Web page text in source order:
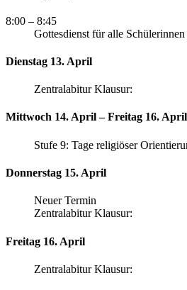
8:00 – 8:45
Gottesdienst für alle
Dienstag 13. April
Zentralabitur Klausur:
Mittwoch 14. April – Freitag 16. April
Stufe 9: Tage religiöser
Donnerstag 15. April
Neuer Termin
Zentralabitur Klausur:
Freitag 16. April
Zentralabitur Klausur: